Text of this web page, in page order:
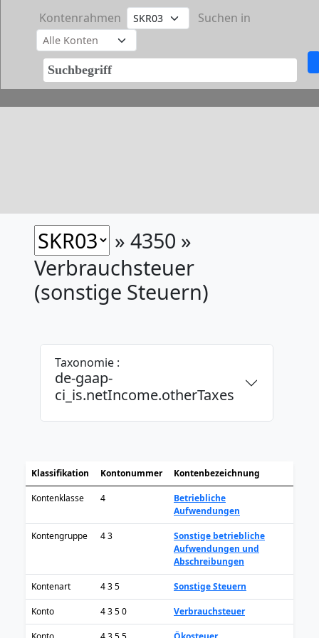
Kontenrahmen Suchen in
» 4350 »
Verbrauchsteuer
(sonstige Steuern)
Taxonomie :
de-gaap-
ci_is.netIncome.otherTaxes
Klassifikation Kontonummer Kontenbezeichnung
Kontenklasse 4
Betriebliche
Aufwendungen
Kontengruppe 4 3
Sonstige betriebliche
Aufwendungen und
Abschreibungen
Kontenart 4 3 5 Sonstige Steuern
Konto 4 3 5 0 Verbrauchsteuer